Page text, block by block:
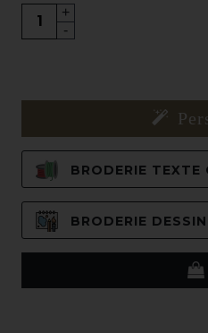
BRODERIE
BRODERIE DESSIN
-
+